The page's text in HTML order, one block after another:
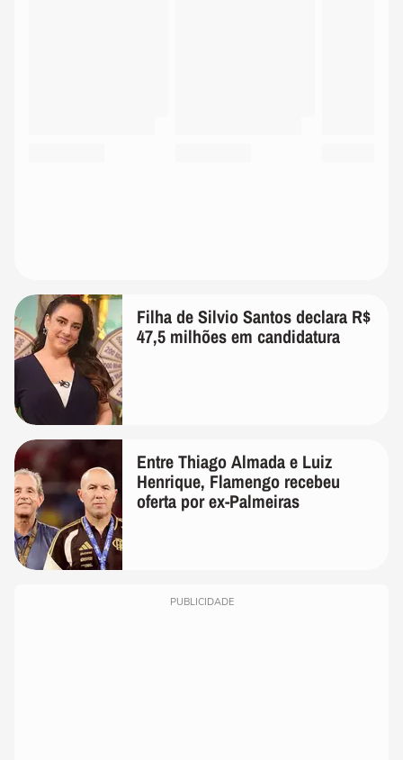
Filha de Silvio Santos declara R$
47,5 milhões em candidatura
Entre Thiago Almada e Luiz
Henrique, Flamengo recebeu
oferta por ex-Palmeiras
PUBLICIDADE